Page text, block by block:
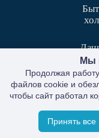
Мы
Продолжая
файлов cookie и
чтобы сайт работал
Принять все